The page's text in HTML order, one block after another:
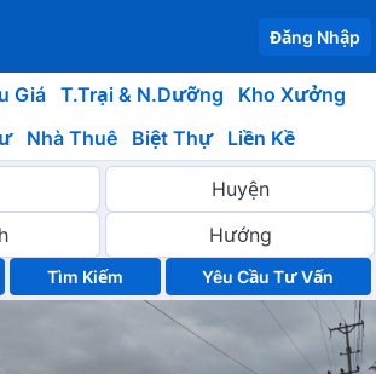
Đăng Nhập
Giá T.Trại & N.Dưỡng
Kho Xưởng
Nhà Thuê Biệt Thự Liền Kề
Yêu Cầu Tư Vấn